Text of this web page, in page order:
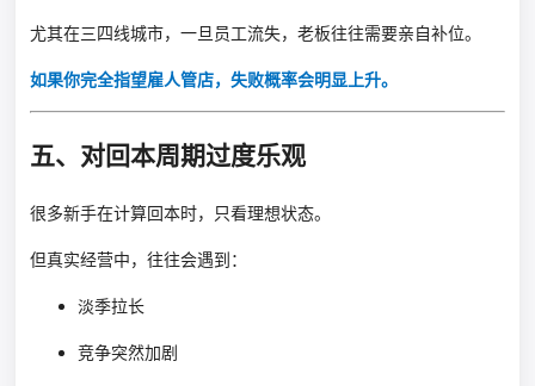
尤其在三四线城市，一旦员工流失，老板往往需要亲自补位。
如果你完全指望雇人管店，失败概率会明显上升。
五、对回本周期过度乐观
很多新手在计算回本时，只看理想状态。
但真实经营中，往往会遇到：
淡季拉长
竞争突然加剧